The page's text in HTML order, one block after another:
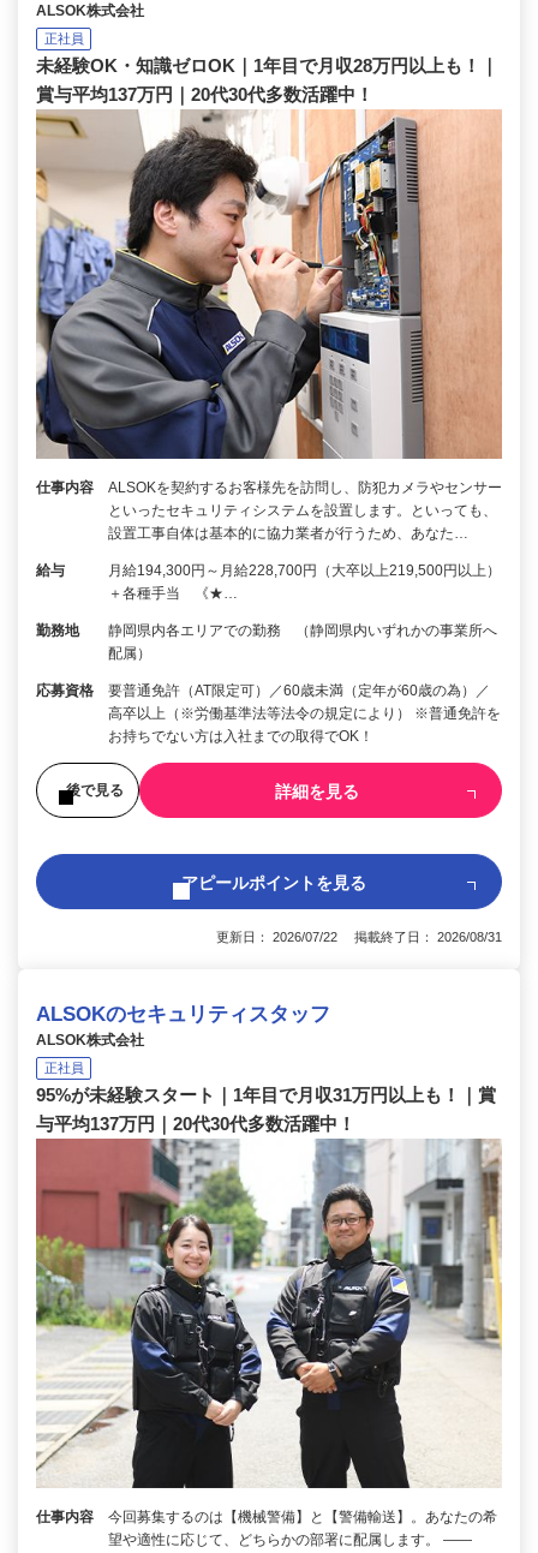
ALSOK株式会社
正社員
未経験OK・知識ゼロOK｜1年目で月収28万円以上も！｜
賞与平均137万円｜20代30代多数活躍中！
仕事内容
ALSOKを契約するお客様先を訪問し、防犯カメラやセンサー
といったセキュリティシステムを設置します。といっても、
設置工事自体は基本的に協力業者が行うため、あなた…
給与
月給194,300円～月給228,700円（大卒以上219,500円以上）
＋各種手当 《★…
勤務地
静岡県内各エリアでの勤務 （静岡県内いずれかの事業所へ
配属）
応募資格
要普通免許（AT限定可）／60歳未満（定年が60歳の為）／
高卒以上（※労働基準法等法令の規定により） ※普通免許を
お持ちでない方は入社までの取得でOK！
後で見る 詳細を見る
アピールポイントを見る
更新日： 2026/07/22 掲載終了日： 2026/08/31
ALSOKのセキュリティスタッフ
ALSOK株式会社
正社員
95%が未経験スタート｜1年目で月収31万円以上も！｜賞
与平均137万円｜20代30代多数活躍中！
仕事内容
今回募集するのは【機械警備】と【警備輸送】。あなたの希
望や適性に応じて、どちらかの部署に配属します。 ――